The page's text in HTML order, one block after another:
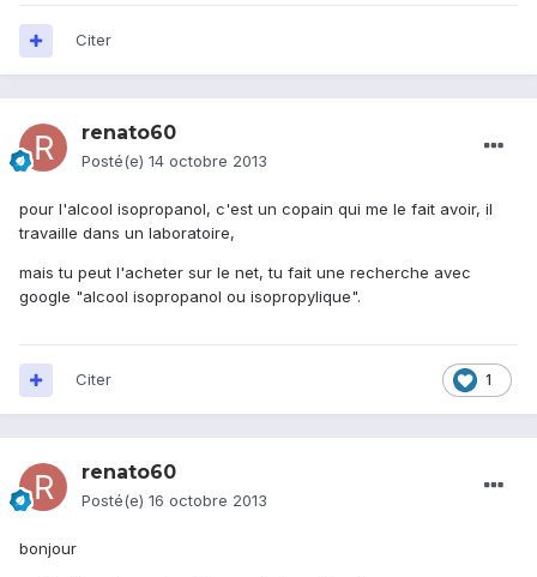
Citer
renato60
Posté(e) 14 octobre 2013
pour l'alcool isopropanol, c'est un copain qui me le fait avoir, il
travaille dans un laboratoire,
mais tu peut l'acheter sur le net, tu fait une recherche avec
google "alcool isopropanol ou isopropylique".
1
Citer
renato60
Posté(e) 16 octobre 2013
bonjour